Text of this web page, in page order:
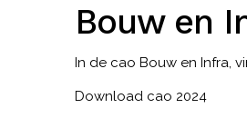
Bouw en
In de cao Bouw en Infra ,
Download cao 2024